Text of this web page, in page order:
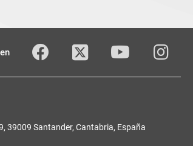
Facebook Twitter youTube
39009 Santander, Cantabria, España